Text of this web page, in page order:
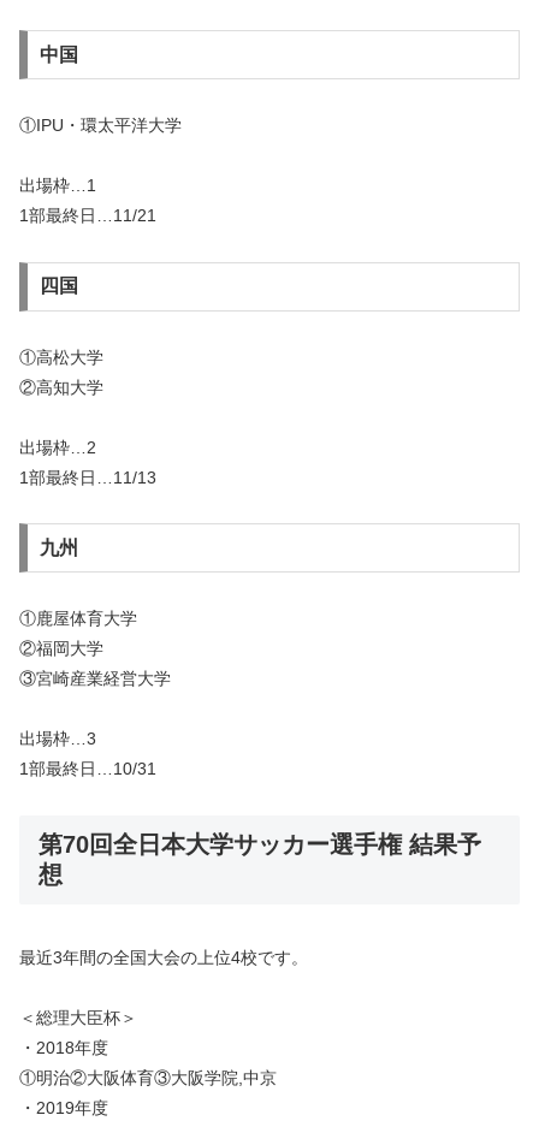
中国
①IPU・環太平洋大学
出場枠…1
1部最終日…11/21
四国
①高松大学
②高知大学
出場枠…2
1部最終日…11/13
九州
①鹿屋体育大学
②福岡大学
③宮崎産業経営大学
出場枠…3
1部最終日…10/31
第70回全日本大学サッカー選手権 結果予
想
最近3年間の全国大会の上位4校です。
＜総理大臣杯＞
・2018年度
①明治②大阪体育③大阪学院,中京
・2019年度